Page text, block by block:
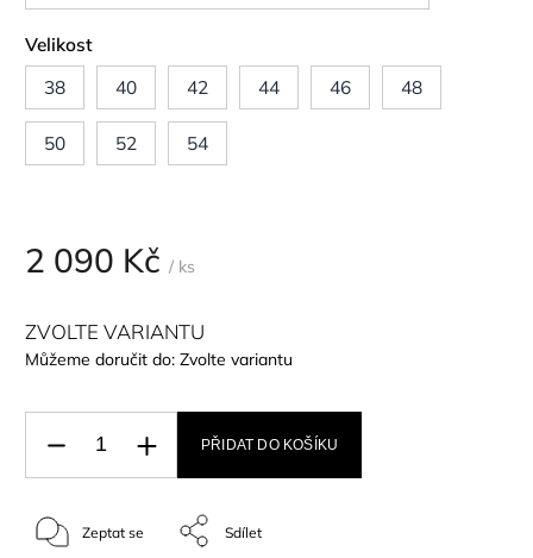
Velikost
38
40 42 44 46 48
50 52 54
2 090 Kč / ks
ZVOLTE VARIANTU
Můžeme doručit do: Zvolte variantu
PŘIDAT DO KOŠÍKU
Zeptat se Sdílet